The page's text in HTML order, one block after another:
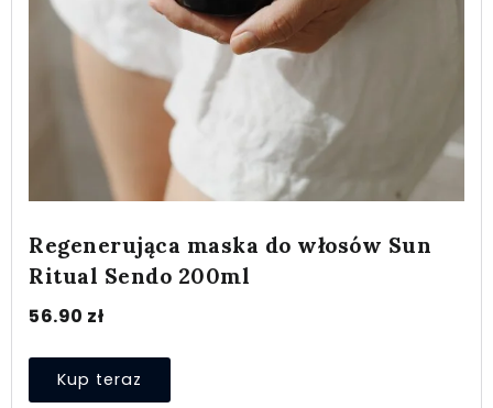
Regenerująca maska do włosów Sun
Ritual Sendo 200ml
56.90 zł
Kup teraz